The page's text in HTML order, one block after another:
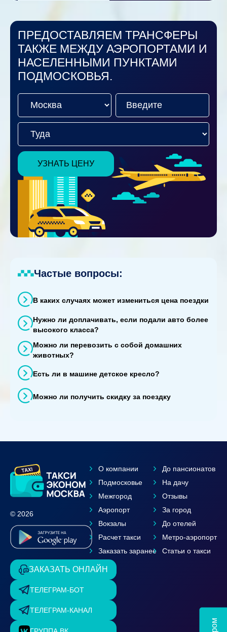
ПРЕДОСТАВЛЯЕМ ТРАНСФЕРЫ
ТАКЖЕ МЕЖДУ АЭРОПОРТАМИ И
НАСЕЛЕННЫМИ ПУНКТАМИ
ПОДМОСКОВЬЯ.
УЗНАТЬ ЦЕНУ
Частые вопросы:
В каких случаях может измениться цена поездки
Нужно ли доплачивать, если подали авто более
высокого класса?
Можно ли перевозить с собой домашних
животных?
Есть ли в машине детское кресло?
Можно ли получить скидку за поездку
© 2026
О компании
Подмосковье
Межгород
Аэропорт
Вокзалы
Расчет такси
Заказать заранее
До пансионатов
На дачу
Отзывы
За город
До отелей
Метро-аэропорт
Статьи о такси
ЗАКАЗАТЬ ОНЛАЙН
ТЕЛЕГРАМ-БОТ
ТЕЛЕГРАМ-КАНАЛ